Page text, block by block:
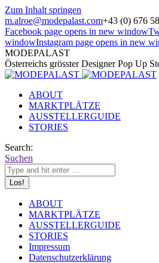
Zum Inhalt springen
m.alroe@modepalast.com+43 (0) 676
Facebook page opens in new window
windowInstagram page opens in new
MODEPALAST
Österreichs grösster Designer Pop Up
ABOUT
MARKTPLÄTZE
AUSSTELLERGUIDE
STORIES
Search:
Suchen
ABOUT
MARKTPLÄTZE
AUSSTELLERGUIDE
STORIES
Impressum
Datenschutzerklärung